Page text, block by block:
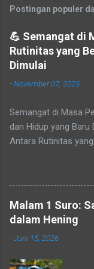
Postingan populer
💪 Semangat di
Rutinitas yang
Dimulai
-November 07, 2025
Semangat di Masa
dan Hidup yang Baru
Antara Rutinitas yang
datang setelah
menemukan jati diri.
Cepat atau lambat,
disebut pensiun —
hidup sejatinya baru
Website sederhana
Malam 1 Suro:
dalam Hening
-Juni 15, 2026